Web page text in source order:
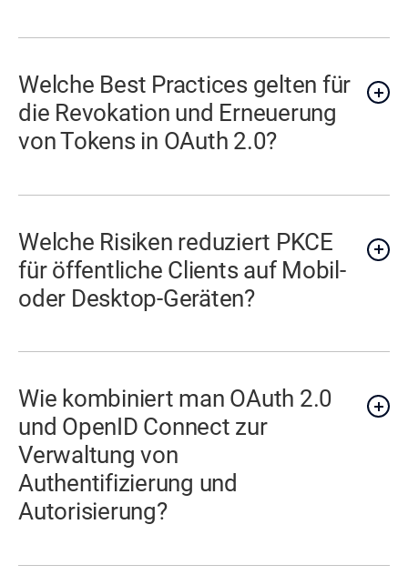
Welche Best Practices gelten für
die Revokation und Erneuerung
von Tokens in OAuth 2.0?
Welche Risiken reduziert PKCE
für öffentliche Clients auf Mobil-
oder Desktop-Geräten?
Wie kombiniert man OAuth 2.0
und OpenID Connect zur
Verwaltung von
Authentifizierung und
Autorisierung?